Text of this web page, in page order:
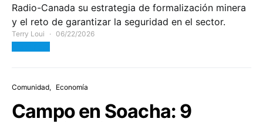
Radio-Canada su estrategia de formalización minera
y el reto de garantizar la seguridad en el sector.
Terry Loui 06/22/2026
Comunidad Economía
Campo en Soacha: 9